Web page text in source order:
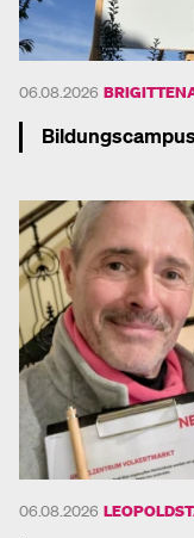
06.08.2026
06.08.2026